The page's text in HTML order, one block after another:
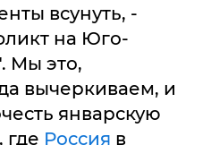
всунуть, -
на Юго-
Мы это,
вычеркиваем, и
январскую
Россия в